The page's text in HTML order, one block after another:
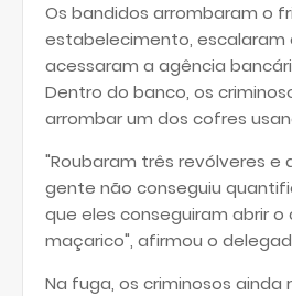
Os bandidos arrombaram o
estabelecimento, escalaram
acessaram a agência
Dentro do banco, os
arrombar um dos cofres
"Roubaram três revólveres e
gente não conseguiu
que eles conseguiram abrir
maçarico", afirmou o
Na fuga, os criminosos ainda